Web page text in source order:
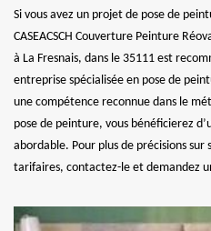
Si vous avez un projet de pose de
CASEACSCH Couverture Peinture
à La Fresnais, dans le 35111 est
entreprise spécialisée en pose de
une compétence reconnue dans le
pose de peinture, vous bénéficierez
abordable. Pour plus de précisions sur
tarifaires, contactez-le et demandez